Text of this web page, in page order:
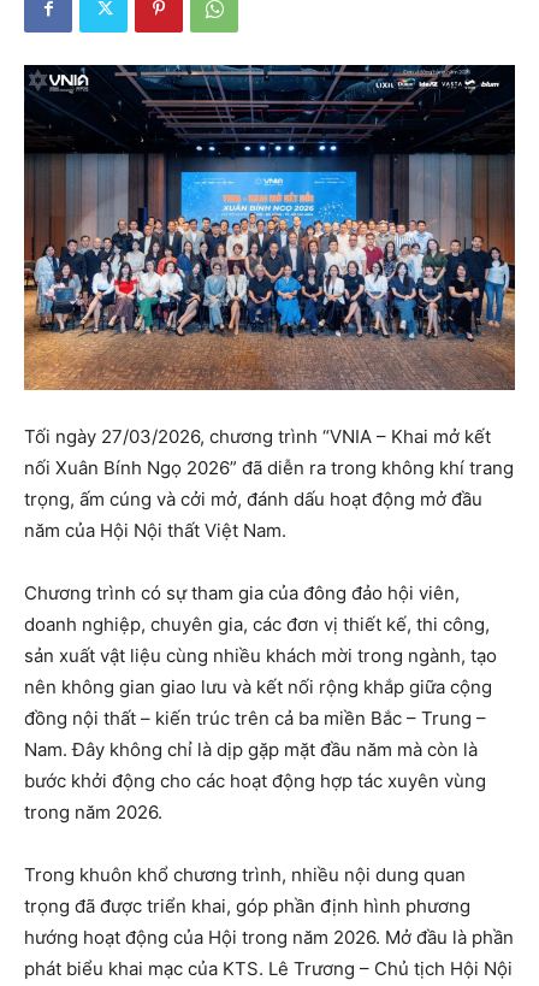
Tối ngày 27/03/2026, chương trình “VNIA – Khai mở kết
nối Xuân Bính Ngọ 2026” đã diễn ra trong không khí trang
trọng, ấm cúng và cởi mở, đánh dấu hoạt động mở đầu
năm của Hội Nội thất Việt Nam.
Chương trình có sự tham gia của đông đảo hội viên,
doanh nghiệp, chuyên gia, các đơn vị thiết kế, thi công,
sản xuất vật liệu cùng nhiều khách mời trong ngành, tạo
nên không gian giao lưu và kết nối rộng khắp giữa cộng
đồng nội thất – kiến trúc trên cả ba miền Bắc – Trung –
Nam. Đây không chỉ là dịp gặp mặt đầu năm mà còn là
bước khởi động cho các hoạt động hợp tác xuyên vùng
trong năm 2026.
Trong khuôn khổ chương trình, nhiều nội dung quan
trọng đã được triển khai, góp phần định hình phương
hướng hoạt động của Hội trong năm 2026. Mở đầu là phần
phát biểu khai mạc của KTS. Lê Trương – Chủ tịch Hội Nội